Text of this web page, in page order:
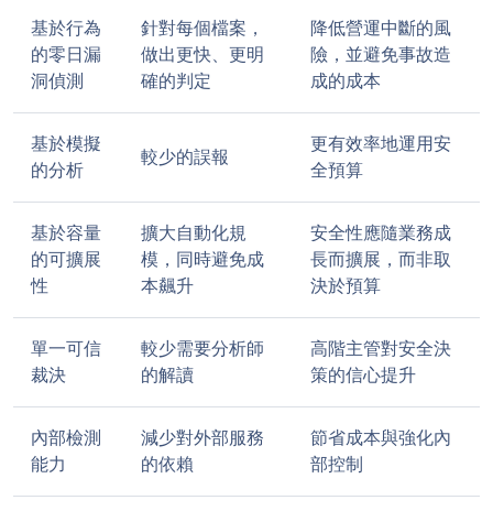
基於行為
的零日漏
洞偵測
針對每個檔案，
做出更快、更明
確的判定
降低營運中斷的風
險，並避免事故造
成的成本
基於模擬
的分析
較少的誤報
更有效率地運用安
全預算
基於容量
的可擴展
性
擴大自動化規
模，同時避免成
本飆升
安全性應隨業務成
長而擴展，而非取
決於預算
單一可信
裁決
較少需要分析師
的解讀
高階主管對安全決
策的信心提升
內部檢測
能力
減少對外部服務
的依賴
節省成本與強化內
部控制